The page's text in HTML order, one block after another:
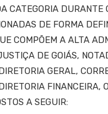
CATEGORIA DURANTE
DE FORMA
COMPÕEM A ALTA
DE GOIÁS,
GERAL,
FINANCEIRA,
A SEGUIR: